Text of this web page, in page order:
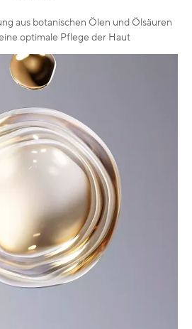
aus botanischen Ölen und Ölsäuren
optimale Pflege der Haut